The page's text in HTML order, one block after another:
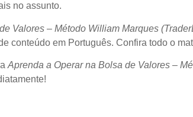
no assunto.
Valores – Método William Marques
conteúdo em Português. Confira todo o
Aprenda a Operar na Bolsa de Valores –